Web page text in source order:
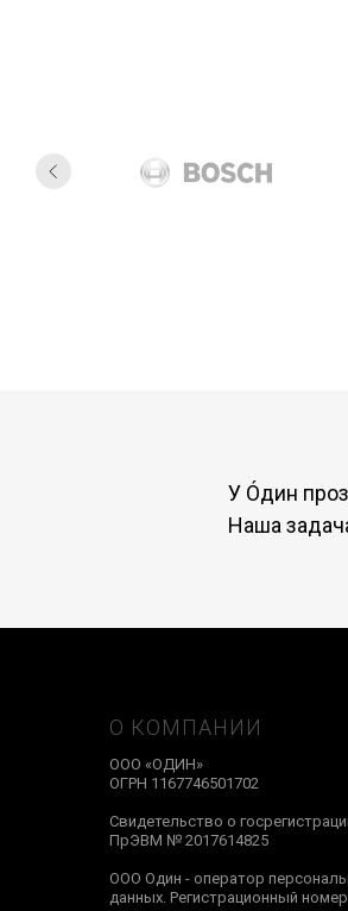
У Óдин
Наша
О КОМПАНИИ
ООО «ОДИН»
ОГРН 1167746501702
Свидетельство о
ПрЭВМ № 2017614825
ООО Один - оператор
данных. Регистрационный